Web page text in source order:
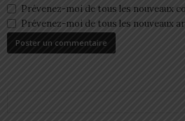
Prévenez-moi de tous les nouveaux
Prévenez-moi de tous les nouveaux